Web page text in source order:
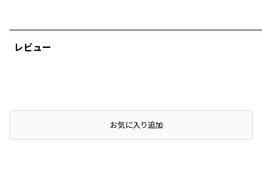
レビュー
お気に入り追加